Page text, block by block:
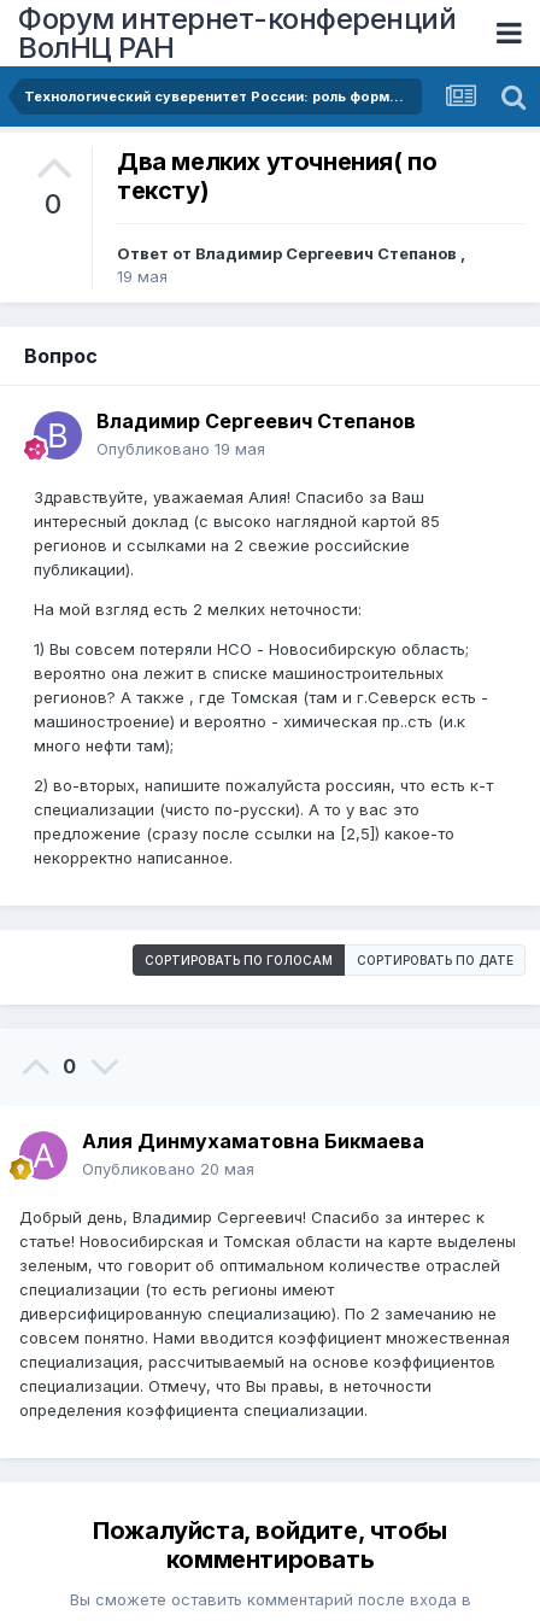
Форум интернет-конференций
ВолНЦ РАН
Технологический суверенитет России: роль формирования диверсифицированной специализации экономики и повышения ее сложности
0
Два мелких уточнения( по
тексту)
Ответ от Владимир Сергеевич Степанов ,
19 мая
Вопрос
Владимир Сергеевич Степанов
Опубликовано 19 мая
Здравствуйте, уважаемая Алия! Спасибо за Ваш
интересный доклад (с высоко наглядной картой 85
регионов и ссылками на 2 свежие российские
публикации).
На мой взгляд есть 2 мелких неточности:
1) Вы совсем потеряли НСО - Новосибирскую область;
вероятно она лежит в списке машиностроительных
регионов? А также , где Томская (там и г.Северск есть -
машиностроение) и вероятно - химическая пр..сть (и.к
много нефти там);
2) во-вторых, напишите пожалуйста россиян, что есть к-т
специализации (чисто по-русски). А то у вас это
предложение (сразу после ссылки на [2,5]) какое-то
некорректно написанное.
СОРТИРОВАТЬ ПО ГОЛОСАМ СОРТИРОВАТЬ ПО ДАТЕ
0
Алия Динмухаматовна Бикмаева
Опубликовано 20 мая
Добрый день, Владимир Сергеевич! Спасибо за интерес к
статье! Новосибирская и Томская области на карте выделены
зеленым, что говорит об оптимальном количестве отраслей
специализации (то есть регионы имеют
диверсифицированную специализацию). По 2 замечанию не
совсем понятно. Нами вводится коэффициент множественная
специализация, рассчитываемый на основе коэффициентов
специализации. Отмечу, что Вы правы, в неточности
определения коэффициента специализации.
Пожалуйста, войдите, чтобы
комментировать
Вы сможете оставить комментарий после входа в